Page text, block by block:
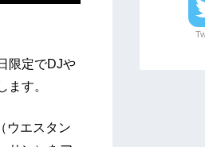
限定でDJや
す。
ウエスタン